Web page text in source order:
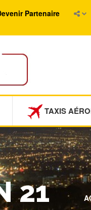
Partenaire
TAXIS
21